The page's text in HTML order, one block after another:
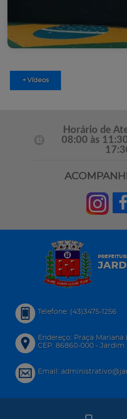
+ Vídeos
Horário de
08:00 às
Telefone: (43)3475-1256
Endereço: Praça Mariana
CEP: 86860-000 - Jardim
Email: